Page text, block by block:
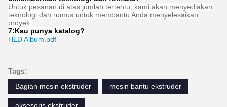
Untuk pesanan di atas jumlah tertentu, kami akan menyediakan
teknologi dan rumus untuk membantu Anda menyelesaikan
proyek.
7:Kau punya katalog?
HLD Album.pdf
Tags:
Bagian mesin ekstruder
mesin bantu ekstruder